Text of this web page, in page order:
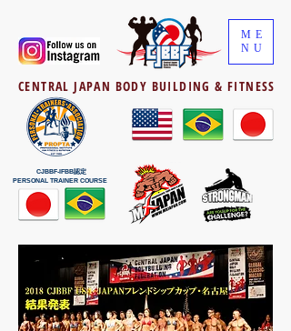
CENTRAL JAPAN BODY BUILDING & FITNESS
CJBBF-IFBB認定
PERSONAL TRAINER COURSE
ME
NU